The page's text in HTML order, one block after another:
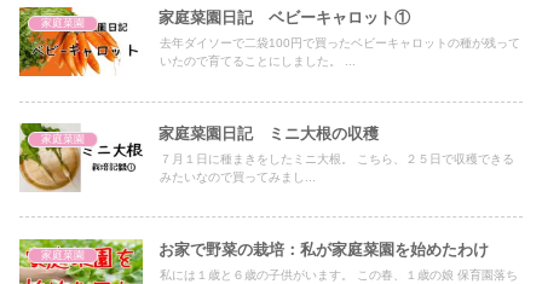
家庭菜園 家庭菜園日記 ベビーキャロット①
去年ダイソーで二袋100円で買ったベビーキャロットの種が残って
いたので育てることにしました。 ...
家庭菜園 家庭菜園日記 ミニ大根の収穫
７月１日に種まきをしたミニ大根。 こちら、２５日で収穫できる
みたいなので買ってみまし...
家庭菜園 お家で野菜の栽培：私が家庭菜園を始めたわけ
私には１歳と６歳の子供がいます。 この春、１歳の娘 保育園落ち